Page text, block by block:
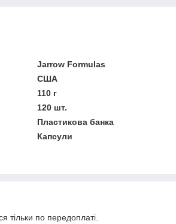
Jarrow Formulas
США
110 г
120 шт.
Пластикова банка
Капсули
тільки по передоплаті.